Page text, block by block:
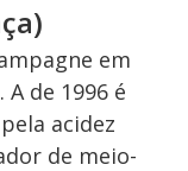
em
de 1996 é
acidez
de meio-